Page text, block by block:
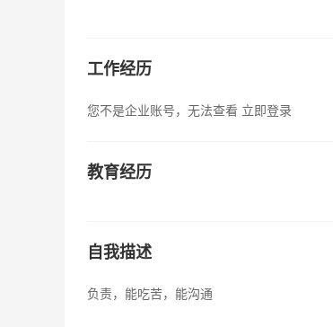
工作经历
您不是企业账号，无法查看 立即登录
教育经历
自我描述
负责，能吃苦，能沟通